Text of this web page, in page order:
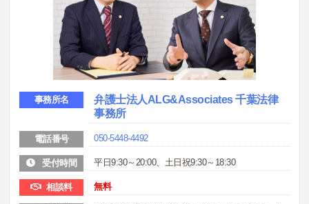
事務所名
弁護士法人ALG&Associates 千葉法律
事務所
電話番号 050-5448-4492
受付時間 平日9:30～20:00、土日祝9:30～18:30
相談料 無料